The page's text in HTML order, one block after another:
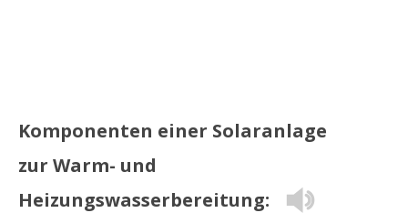
Komponenten einer Solaranlage
zur Warm- und
Heizungswasserbereitung: